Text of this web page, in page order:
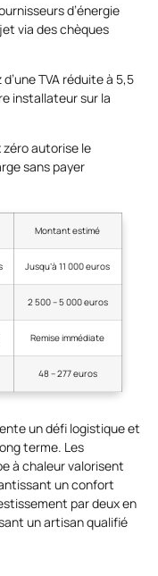
d’énergie
via des chèques
TVA réduite à 5,5
installateur sur la
zéro autorise le
sans payer
Montant estimé
Jusqu’à 11 000 euros
2 500 – 5 000 euros
Remise immédiate
48 – 277 euros
un défi logistique et
terme. Les
à chaleur valorisent
un confort
par deux en
un artisan qualifié